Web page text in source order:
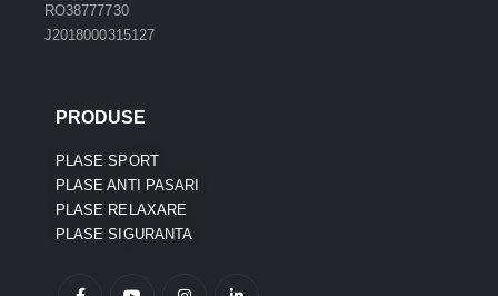
RO38777730
J2018000315127
PRODUSE
PLASE SPORT
PLASE ANTI PASARI
PLASE RELAXARE
PLASE SIGURANTA